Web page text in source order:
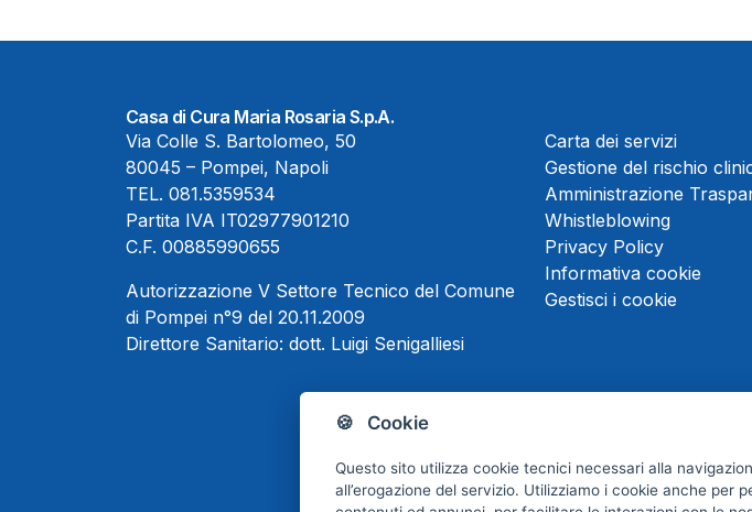
🍪 Cookie
Questo sito utilizza cookie tecnici necessari alla
all’erogazione del servizio. Utilizziamo i cookie anche per
Casa di Cura Maria Rosaria S.p.A.
Via Colle S. Bartolomeo, 50
80045 – Pompei, Napoli
TEL. 081.5359534
Partita IVA IT02977901210
C.F. 00885990655
Autorizzazione V Settore Tecnico del Comune
di Pompei n°9 del 20.11.2009
Direttore Sanitario: dott. Luigi Senigalliesi
Carta dei servizi
Gestione del rischio
Amministrazione
Whistleblowing
Privacy Policy
Informativa cookie
Gestisci i cookie